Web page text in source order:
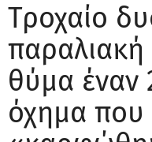
Τροχαίο
θύμα έναν
όχημα